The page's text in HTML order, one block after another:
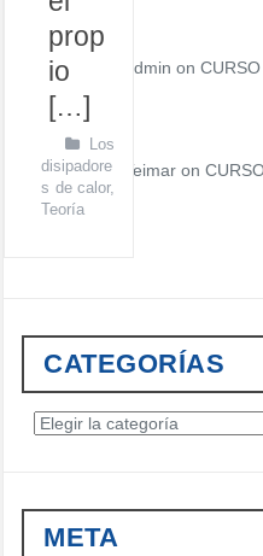
prop
io
[…]
Los
disipadore
s de calor,
Teoría
admin on CURSO
Teimar on
CATEGORÍAS
C
META